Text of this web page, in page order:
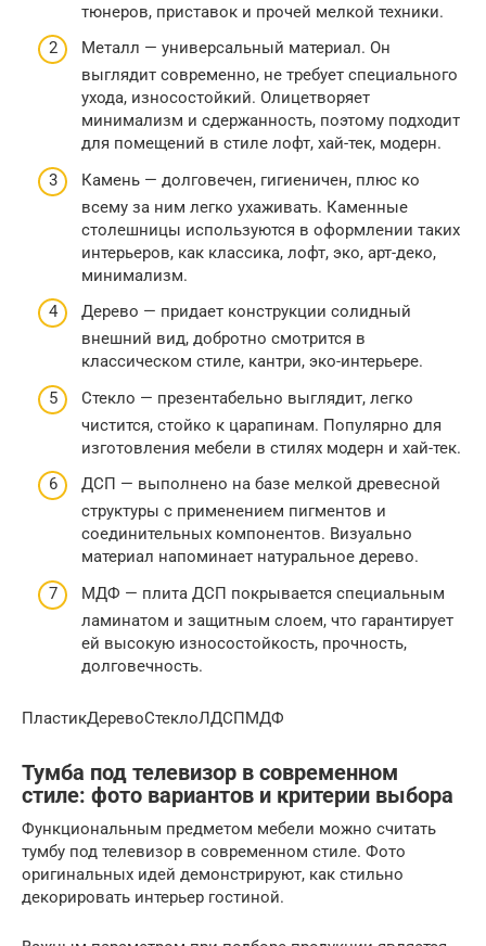
тюнеров, приставок и прочей мелкой техники.
Металл — универсальный материал. Он
выглядит современно, не требует специального
ухода, износостойкий. Олицетворяет
минимализм и сдержанность, поэтому подходит
для помещений в стиле лофт, хай-тек, модерн.
Камень — долговечен, гигиеничен, плюс ко
всему за ним легко ухаживать. Каменные
столешницы используются в оформлении таких
интерьеров, как классика, лофт, эко, арт-деко,
минимализм.
Дерево — придает конструкции солидный
внешний вид, добротно смотрится в
классическом стиле, кантри, эко-интерьере.
Стекло — презентабельно выглядит, легко
чистится, стойко к царапинам. Популярно для
изготовления мебели в стилях модерн и хай-тек.
ДСП — выполнено на базе мелкой древесной
структуры с применением пигментов и
соединительных компонентов. Визуально
материал напоминает натуральное дерево.
МДФ — плита ДСП покрывается специальным
ламинатом и защитным слоем, что гарантирует
ей высокую износостойкость, прочность,
долговечность.
ПластикДеревоСтеклоЛДСПМДФ
Тумба под телевизор в современном
стиле: фото вариантов и критерии выбора
Функциональным предметом мебели можно считать
тумбу под телевизор в современном стиле. Фото
оригинальных идей демонстрируют, как стильно
декорировать интерьер гостиной.